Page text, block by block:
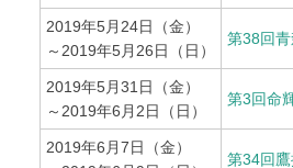
2019年5月24日（金）
～2019年5月26日（日）
第38回
2019年5月31日（金）
～2019年6月2日（日）
第3回命
2019年6月7日（金）
第34回